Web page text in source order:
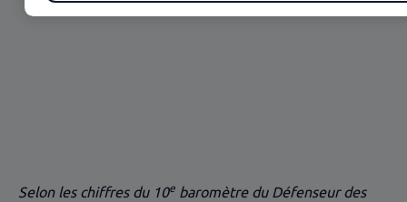
discrimination
Selon les chiffres du 10e baromètre du Défenseur des